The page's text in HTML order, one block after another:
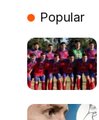
Popular